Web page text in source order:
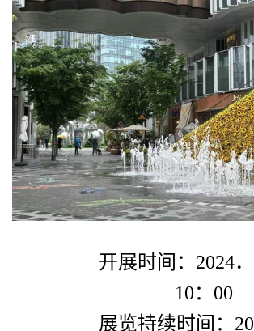
开展时间： 2024．
10： 00
展览持续时间：